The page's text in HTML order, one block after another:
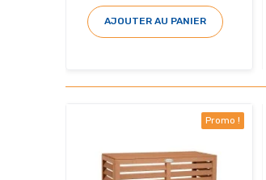
AJOUTER AU PANIER
Promo !